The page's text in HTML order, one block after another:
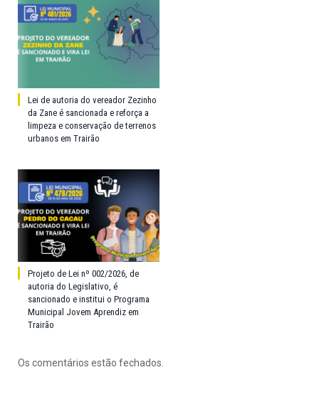
Lei de autoria do vereador Zezinho
da Zane é sancionada e reforça a
limpeza e conservação de terrenos
urbanos em Trairão
Projeto de Lei nº 002/2026, de
autoria do Legislativo, é
sancionado e institui o Programa
Municipal Jovem Aprendiz em
Trairão
Os comentários estão fechados.